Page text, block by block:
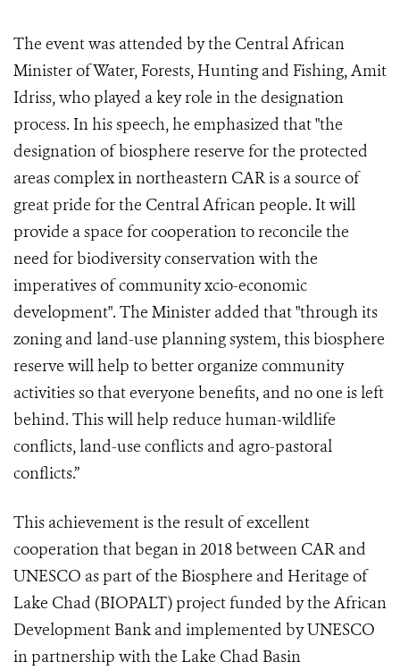
The event was attended by the Central African
Minister of Water, Forests, Hunting and Fishing, Amit
Idriss, who played a key role in the designation
process. In his speech, he emphasized that "the
designation of biosphere reserve for the protected
areas complex in northeastern CAR is a source of
great pride for the Central African people. It will
provide a space for cooperation to reconcile the
need for biodiversity conservation with the
imperatives of community xcio-economic
development". The Minister added that "through its
zoning and land-use planning system, this biosphere
reserve will help to better organize community
activities so that everyone benefits, and no one is left
behind. This will help reduce human-wildlife
conflicts, land-use conflicts and agro-pastoral
conflicts.”
This achievement is the result of excellent
cooperation that began in 2018 between CAR and
UNESCO as part of the Biosphere and Heritage of
Lake Chad (BIOPALT) project funded by the African
Development Bank and implemented by UNESCO
in partnership with the Lake Chad Basin